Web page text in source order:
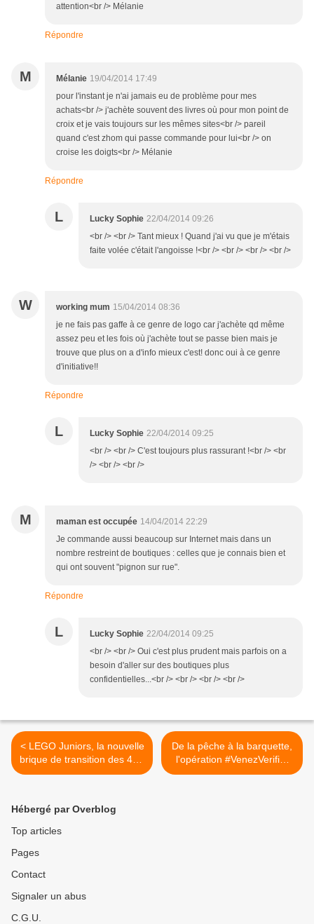
attention<br /> Mélanie
Répondre
M Mélanie 19/04/2014 17:49
pour l'instant je n'ai jamais eu de problème pour mes
achats<br /> j'achète souvent des livres où pour mon point de
croix et je vais toujours sur les mêmes sites<br /> pareil
quand c'est zhom qui passe commande pour lui<br /> on
croise les doigts<br /> Mélanie
Répondre
L Lucky Sophie 22/04/2014 09:26
<br /> <br /> Tant mieux ! Quand j'ai vu que je m'étais
faite volée c'était l'angoisse !<br /> <br /> <br /> <br />
W working mum 15/04/2014 08:36
je ne fais pas gaffe à ce genre de logo car j'achète qd même
assez peu et les fois où j'achète tout se passe bien mais je
trouve que plus on a d'info mieux c'est! donc oui à ce genre
d'initiative!!
Répondre
L Lucky Sophie 22/04/2014 09:25
<br /> <br /> C'est toujours plus rassurant !<br /> <br
/> <br /> <br />
M maman est occupée 14/04/2014 22:29
Je commande aussi beaucoup sur Internet mais dans un
nombre restreint de boutiques : celles que je connais bien et
qui ont souvent "pignon sur rue".
Répondre
L Lucky Sophie 22/04/2014 09:25
<br /> <br /> Oui c'est plus prudent mais parfois on a
besoin d'aller sur des boutiques plus
confidentielles...<br /> <br /> <br /> <br />
< LEGO Juniors, la nouvelle
brique de transition des 4 -7
ans
De la pêche à la barquette,
l'opération #VenezVerifier
du Surimi Fleury Michon >
Hébergé par Overblog
Top articles
Pages
Contact
Signaler un abus
C.G.U.